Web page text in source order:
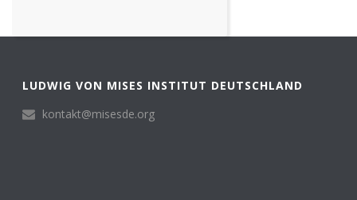
LUDWIG VON MISES INSTITUT DEUTSCHLAND
kontakt@misesde.org